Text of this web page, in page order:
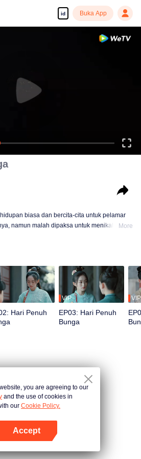
id Buka App
biasa dan bercita-cita untuk pelamar
namun malah dipaksa untuk menikah
menavigasi perairan
sayang dan rasa hormatnya dalam proses
More
Hari Penuh
VIP
EP03: Hari Penuh
Bunga
VIP
you are agreeing to our
and the use of cookies in
our Cookie Policy.
Accept